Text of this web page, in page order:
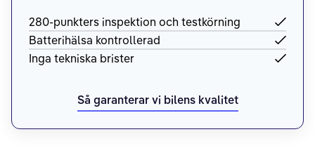
280-punkters inspektion och testkörning
Batterihälsa kontrollerad
Inga tekniska brister
Så garanterar vi bilens kvalitet